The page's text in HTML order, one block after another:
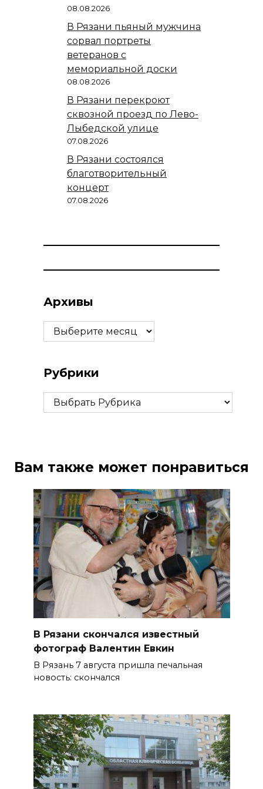
08.08.2026
В Рязани пьяный мужчина
сорвал портреты
ветеранов с
мемориальной доски
08.08.2026
В Рязани перекроют
сквозной проезд по Лево-
Лыбедской улице
07.08.2026
В Рязани состоялся
благотворительный
концерт
07.08.2026
Архивы
Архивы
Рубрики
Рубрики
Вам также может понравиться
В Рязани скончался известный
фотограф Валентин Евкин
В Рязань 7 августа пришла печальная
новость: скончался